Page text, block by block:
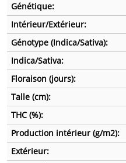
Génétique:
Intérieur/Extérieur:
Génotype (Indica/Sativa):
Indica/Sativa:
Floraison (jours):
Talle (cm):
THC (%):
Production intérieur (g/m2):
Extérieur: